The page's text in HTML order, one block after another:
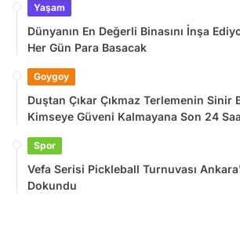
Yaşam
Dünyanın En Değerli Binasını İnşa
Her Gün Para Basacak
Goygoy
Duştan Çıkar Çıkmaz Terlemenin
Kimseye Güveni Kalmayana Son 24
Spor
Vefa Serisi Pickleball Turnuvası
Dokundu